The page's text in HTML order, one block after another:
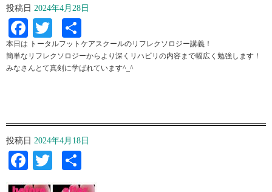
投稿日 2024年4月28日
Facebook
Twitter
有
本日は トータルフットケアスクールのリフレクソロジー講義！
簡単なリフレクソロジーからより深くリハビリの内容まで幅広く勉強します！
みなさんとて真剣に学ばれています^_^
投稿日 2024年4月18日
Facebook
Twitter
有